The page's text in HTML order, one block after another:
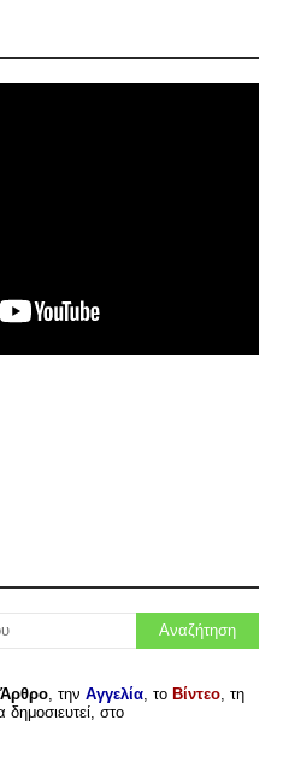
Άρθρο, την Αγγελία, το Βίντεο, τη
στο